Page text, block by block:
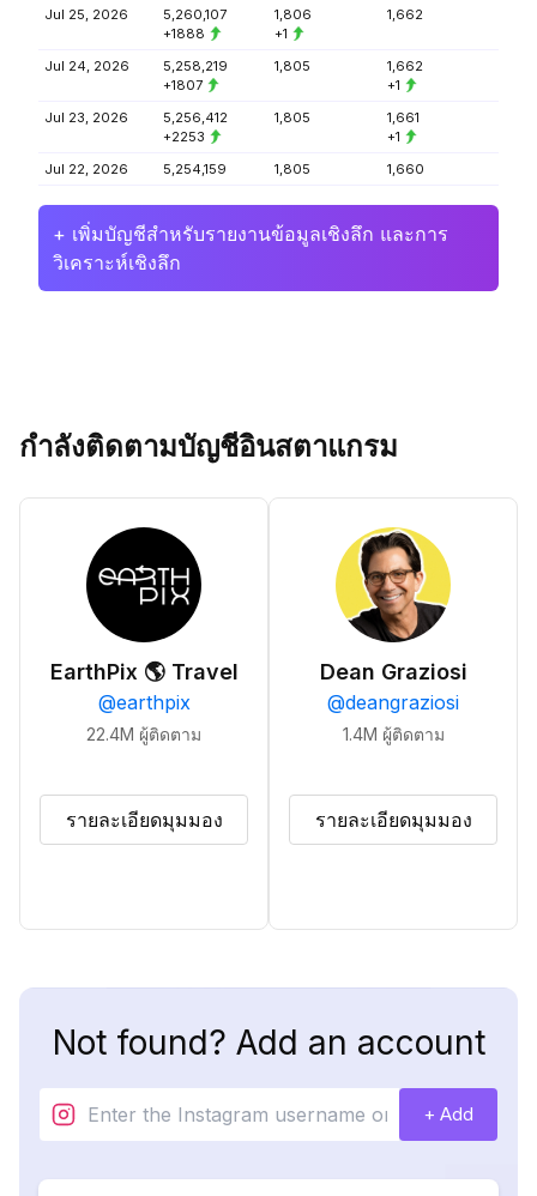
Jul 25, 2026
5,260,107
+1888
1,806
+1
1,662
Jul 24, 2026
5,258,219
+1807
1,805
1,662
+1
Jul 23, 2026
5,256,412
+2253
1,805
1,661
+1
Jul 22, 2026
5,254,159 1,805 1,660
+ เพิ่มบัญชีสำหรับรายงานข้อมูลเชิงลึก และการ
วิเคราะห์เชิงลึก
กำลังติดตามบัญชีอินสตาแกรม
EarthPix 🌎 Travel
@earthpix
22.4M ผู้ติดตาม
รายละเอียดมุมมอง
Dean Graziosi
@deangraziosi
1.4M ผู้ติดตาม
รายละเอียดมุมมอง
Not found? Add an account
+ Add